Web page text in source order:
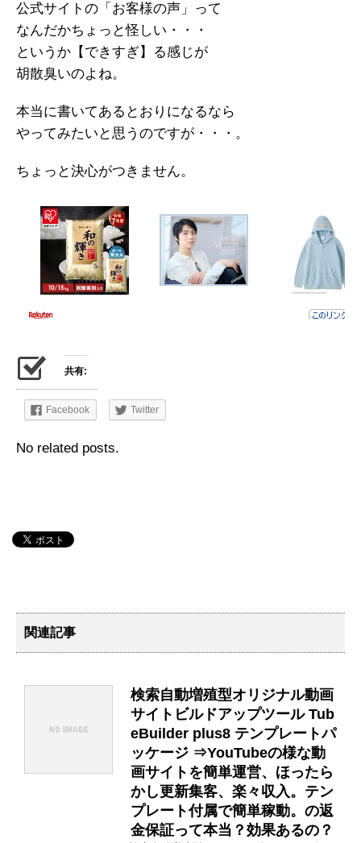
公式サイトの「お客様の声」って
なんだかちょっと怪しい・・・
というか【できすぎ】る感じが
胡散臭いのよね。
本当に書いてあるとおりになるなら
やってみたいと思うのですが・・・。
ちょっと決心がつきません。
共有:
Facebook Twitter
No related posts.
関連記事
検索自動増殖型オリジナル動画
サイトビルドアップツール Tub
eBuilder plus8 テンプレートパ
ッケージ ⇒YouTubeの様な動
画サイトを簡単運営、ほったら
かし更新集客、楽々収入。テン
プレート付属で簡単稼動。の返
金保証って本当？効果あるの？